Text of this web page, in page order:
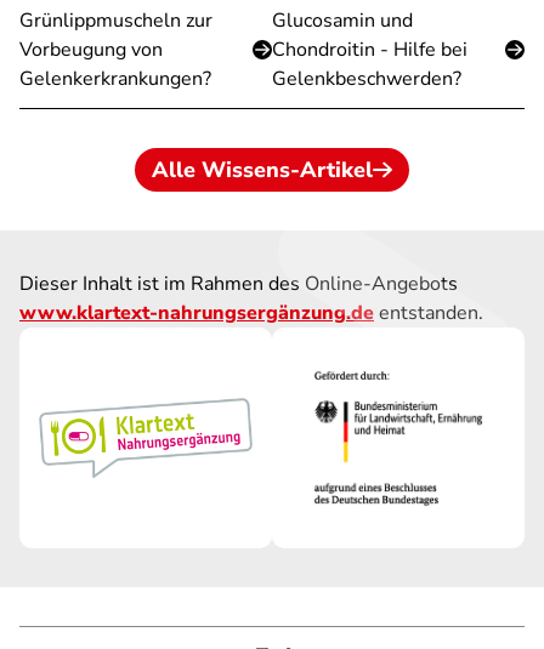
Grünlippmuscheln zur
Vorbeugung von
Gelenkerkrankungen?
Glucosamin und
Chondroitin - Hilfe bei
Gelenkbeschwerden?
Alle Wissens-Artikel
Dieser Inhalt ist im Rahmen des Online-Angebots
www.klartext-nahrungsergänzung.deentstanden.